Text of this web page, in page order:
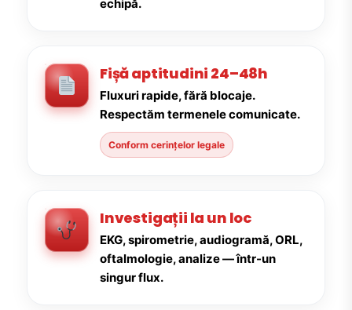
echipă.
Fișă aptitudini 24–48h
Fluxuri rapide, fără blocaje.
Respectăm termenele comunicate.
Conform cerințelor legale
Investigații la un loc
EKG, spirometrie, audiogramă, ORL,
oftalmologie, analize — într-un
singur flux.